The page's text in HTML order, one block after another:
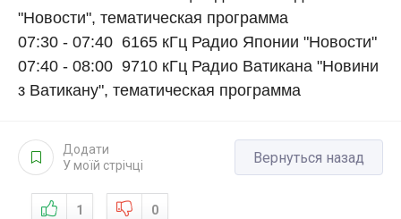
"Новости", тематическая программа
07:30 - 07:40 6165 кГц Радио Японии "Новости"
07:40 - 08:00 9710 кГц Радио Ватикана "Новини
з Ватикану", тематическая программа
Додати
У моїй стрічці
Вернуться назад
1 0